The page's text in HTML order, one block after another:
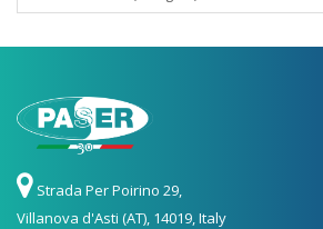
Strada Per Poirino 29,
Villanova d'Asti (AT), 14019, Italy